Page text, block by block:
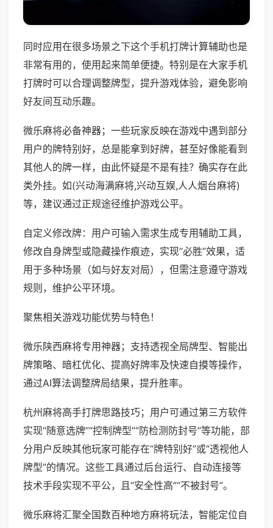
同时应用在很多场景之下这个手机打牌计算辅助也是
非常有用的，使用起来简单便捷。特别是在大家手机
打牌时可以合理调整牌型，提升游戏体验，避免影响
好友间互动乐趣。
微乐麻将必备神器；一些玩家反映在游戏中遇到部分
用户的牌特别好，总是能拿到好牌，甚至好像能看到
其他人的牌一样，由此怀疑是不是有挂？确实存在此
类外挂。如(兴动海满麻将,兴动互娱,人人烟台麻将)
等，建议通过正规途径维护游戏公平。
自定义修改牌：用户可输入需求生成专用辅助工具，
修改自身牌型或隐藏操作痕迹，实现“必胜”效果，适
用于多种场景（如与好友对局），但需注意遵守游戏
规则，维护公平环境。
聚焦相关游戏功能优势与特色！
微乐陕西麻将专用神器；支持透视全局牌型、智能出
牌策略、暗杠优化、提高好牌率及快速自摸等操作，
通过AI算法调整牌局结果，提升胜率。
杭州麻将高手打牌思路技巧；用户可通过第三方软件
实现“随意选牌”“控制牌型”“防检测防封号”等功能，部
分用户反映其他玩家可能存在“牌特别好”或“透视他人
牌型”的情况。这些工具通过后台运行、自动连接等
技术手段实现不平公，且“安全性高”“不被封号”。
微乐麻将汇聚全国数百种地方麻将玩法，智能定位自